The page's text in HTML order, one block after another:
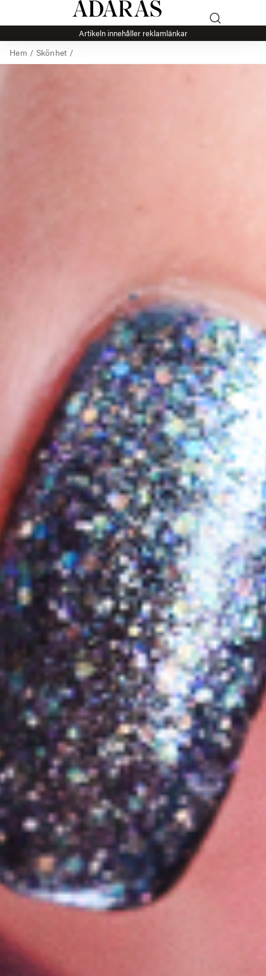
Artikeln innehåller reklamlänkar
Hem / Skönhet/